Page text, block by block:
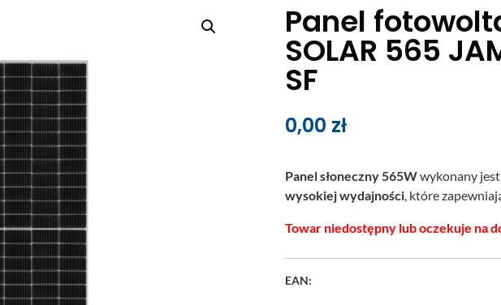
Panel
SOLAR 565
SF
0,00 zł
Panel słoneczny 565Wwykonany
wysokiej wydajności, które
Towar niedostępny lub oczekuje na
EAN: